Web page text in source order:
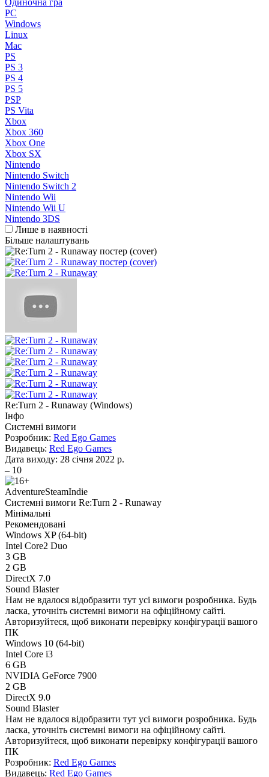
Одиночна гра
PC
Windows
Linux
Mac
PS
PS 3
PS 4
PS 5
PSP
PS Vita
Xbox
Xbox 360
Xbox One
Xbox SX
Nintendo
Nintendo Switch
Nintendo Switch 2
Nintendo Wii
Nintendo Wii U
Nintendo 3DS
Лише в наявності
Більше налаштувань
Re:Turn 2 - Runaway (Windows)
Інфо
Системні вимоги
Розробник: Red Ego Games
Видавець: Red Ego Games
Дата виходу: 28 січня 2022 р.
– 10
AdventureSteamIndie
Системні вимоги Re:Turn 2 - Runaway
Мінімальні
Рекомендовані
Windows XP (64-bit)
Intel Core2 Duo
3 GB
2 GB
DirectX 7.0
Sound Blaster
Нам не вдалося відобразити тут усі вимоги розробника. Будь
ласка, уточніть системні вимоги на офіційному сайті.
Авторизуйтеся, щоб виконати перевірку конфігурації вашого
ПК
Windows 10 (64-bit)
Intel Core i3
6 GB
NVIDIA GeForce 7900
2 GB
DirectX 9.0
Sound Blaster
Нам не вдалося відобразити тут усі вимоги розробника. Будь
ласка, уточніть системні вимоги на офіційному сайті.
Авторизуйтеся, щоб виконати перевірку конфігурації вашого
ПК
Розробник: Red Ego Games
Видавець: Red Ego Games